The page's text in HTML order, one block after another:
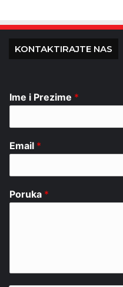
KONTAKTIRAJTE NAS
Ime i Prezime *
Email *
Poruka *